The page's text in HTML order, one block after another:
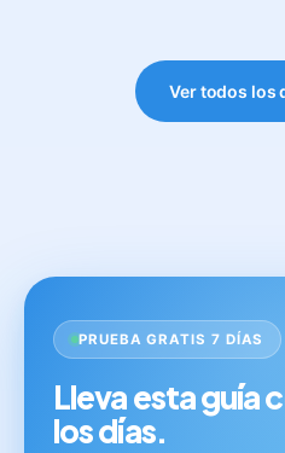
Ver todos los
PRUEBA GRATIS 7 DÍAS
Lleva esta guía
los días.